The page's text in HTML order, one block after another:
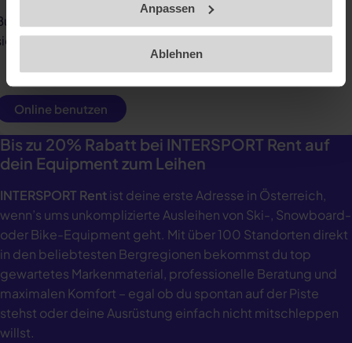
Anpassen
Ablehnen
einfach online über den angegebenen Link und
dir deinen exklusiven Rabatt.
Online benutzen
Bis zu 20% Rabatt bei INTERSPORT Rent auf
dein Equipment zum Leihen
INTERSPORT Rentist deine erste Adresse in Österreich,
wenn’s ums unkomplizierte Ausleihen von Ski-, Snowboard-
oder Bike-Equipment geht. Mit über 100 Standorten direkt
in den beliebtesten Bergregionen bekommst du top
gewartetes Markenmaterial, professionelle Beratung und
maximalen Komfort – egal ob du spontan auf der Piste
stehst oder deine Ausrüstung einfach nicht mitschleppen
willst.